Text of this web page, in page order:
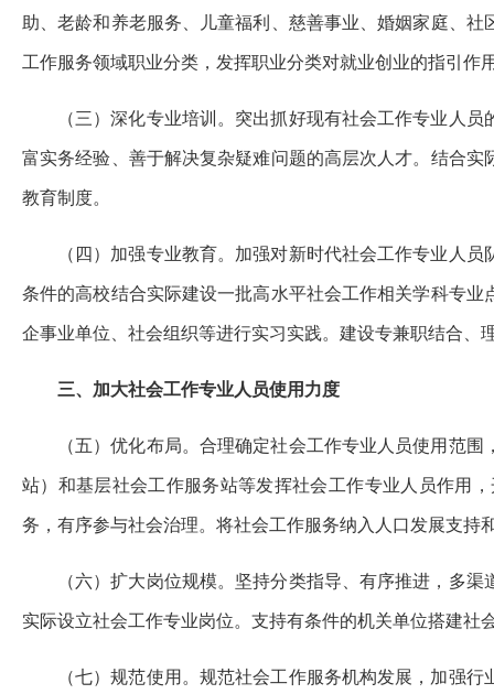
助、老龄和养老服务、儿童福利、慈善事业、婚姻家庭、
工作服务领域职业分类，发挥职业分类对就业创业的指引
（三）深化专业培训。突出抓好现有社会工作专业人
富实务经验、善于解决复杂疑难问题的高层次人才。结合
教育制度。
（四）加强专业教育。加强对新时代社会工作专业人
条件的高校结合实际建设一批高水平社会工作相关学科专
企事业单位、社会组织等进行实习实践。建设专兼职结合、
三、加大社会工作专业人员使用力度
（五）优化布局。合理确定社会工作专业人员使用范
站）和基层社会工作服务站等发挥社会工作专业人员作用
务，有序参与社会治理。将社会工作服务纳入人口发展支
（六）扩大岗位规模。坚持分类指导、有序推进，多
实际设立社会工作专业岗位。支持有条件的机关单位搭建社
（七）规范使用。规范社会工作服务机构发展，加强